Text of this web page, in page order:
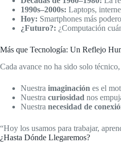
1990s–2000s: Laptops,
Hoy: Smartphones más
¿Futuro?: ¿Computación
Más que Tecnología: Un Reflejo
Cada avance no ha sido solo
Nuestra imaginación es el
Nuestra curiosidad nos
Nuestra necesidad de
“Hoy los usamos para trabajar,
¿Hasta Dónde Llegaremos?